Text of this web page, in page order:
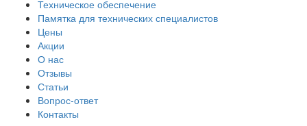
Техническое обеспечение
Памятка для технических специалистов
Цены
Акции
О нас
Отзывы
Статьи
Вопрос-ответ
Контакты